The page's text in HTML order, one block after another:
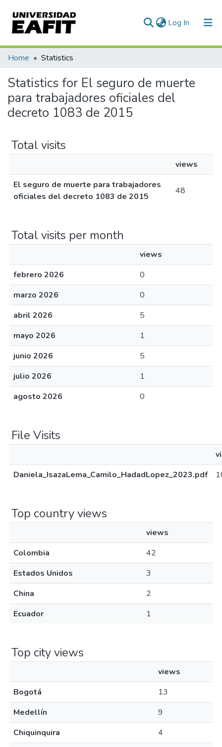
Log In (current)
Communities & Collections
All of DSpace
Home Statistics
Statistics for El seguro de muerte
para trabajadores oficiales del
decreto 1083 de 2015
Total visits
views
El seguro de muerte para trabajadores
oficiales del decreto 1083 de 2015
48
Total visits per month
views
febrero 2026
0
marzo 2026
0
abril 2026
5
mayo 2026
1
junio 2026
5
julio 2026
1
agosto 2026
0
File Visits
Daniela_IsazaLema_Camilo_HadadLopez_2023.pdf
Top country views
views
Colombia
42
Estados Unidos
3
China
2
Ecuador
1
Top city views
views
Bogotá
13
Medellín
9
Chiquinquira
4